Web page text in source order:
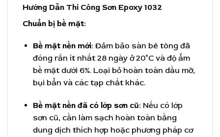
Hướng Dẫn Thi Công Sơn Epoxy 1032
Chuẩn bị bề mặt:
Bề mặt nền mới: Đảm bảo sàn bê tông đã
đóng rắn ít nhất 28 ngày ở 20°C và độ ẩm
bề mặt dưới 6%. Loại bỏ hoàn toàn dầu mỡ,
bụi bẩn và các tạp chất khác.
Bề mặt nền đã có lớp sơn cũ: Nếu có lớp
sơn cũ, cần làm sạch hoàn toàn bằng
dung dịch thích hợp hoặc phương pháp cơ